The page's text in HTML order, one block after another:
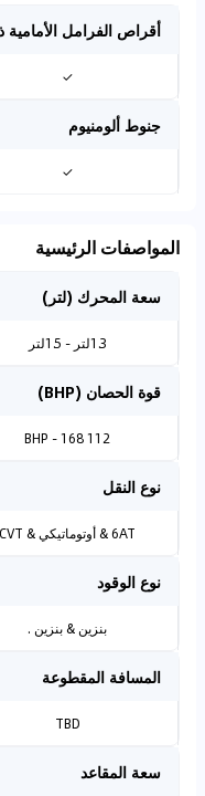
أقراص الفرامل الأمامية
✓
جنوط ألومنيوم
✓
المواصفات الرئيسية
سعة المحرك (لتر)
1.3لتر - 1.5لتر
قوة الحصان (BHP)
112 BHP - 168
نوع النقل
6AT & أوتوماتيكي & CVT
نوع الوقود
بنزين & بنزين .
المسافة المقطوعة
TBD
سعة المقاعد